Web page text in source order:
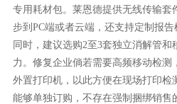
专用耗材包。莱恩德提供无线传输套
步到PC端或者云端，还支持定制报
同时，建议选购2至3套独立消解管
力。修复企业倘若需要高频移动检测
外置打印机，以此方便在现场打印检
能够单独订购，不存在强制捆绑销售